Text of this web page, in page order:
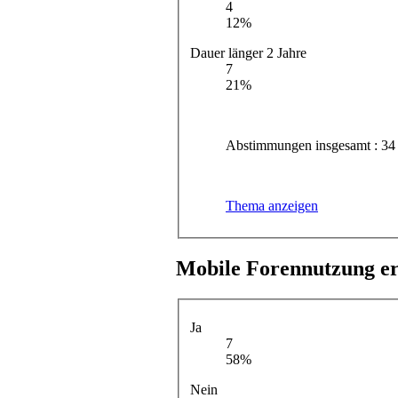
4
12%
Dauer länger 2 Jahre
7
21%
Abstimmungen insgesamt : 34
Thema anzeigen
Mobile Forennutzung
Ja
7
58%
Nein